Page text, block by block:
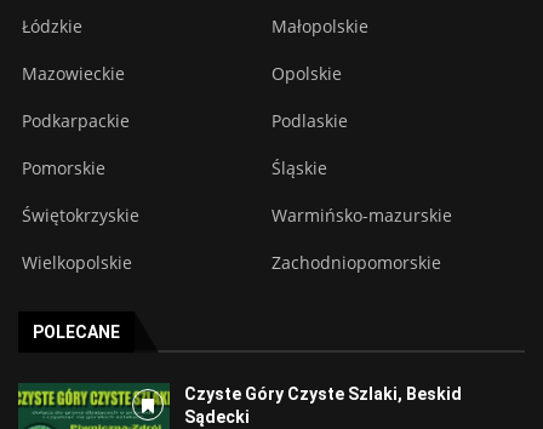
Łódzkie Małopolskie
Mazowieckie Opolskie
Podkarpackie Podlaskie
Pomorskie Śląskie
Świętokrzyskie Warmińsko-mazurskie
Wielkopolskie Zachodniopomorskie
POLECANE
Czyste Góry Czyste Szlaki, Beskid
Sądecki